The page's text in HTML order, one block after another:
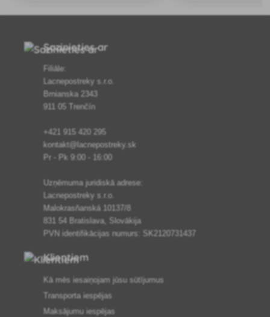
Sazinieties ar
Filiāle:
Lacnepostreky s.r.o.
Brnianska 2343
911 05 Trenčín
+421 915 420 295
kontakt@lacnepostreky.sk
Pr - Pk 9:00 - 16:00
Uzņēmuma juridiskā adrese:
Lacnepostreky s.r.o.
Malokrasňanská 10137/8
831 54 Bratislava, Slovākija
PVN identifikācijas numurs: SK2120731437
Klientiem
Kā mēs iesaiņojam jūsu sūtījumus
Transporta iespējas
Maksājumu iespējas